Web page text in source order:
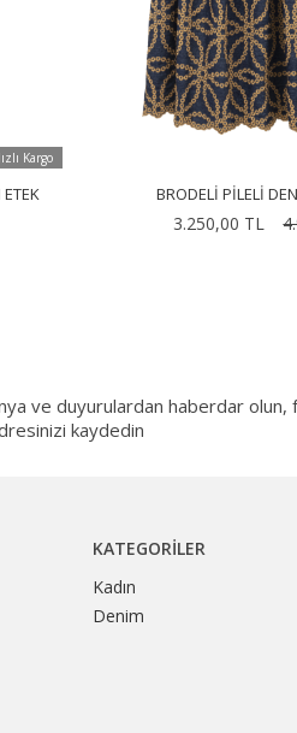
Kargo
BRODELI PILELI
3.250,00 TL
ve duyurulardan haberdar olun,
kaydedin
KATEGORILER
Kadın
Denim